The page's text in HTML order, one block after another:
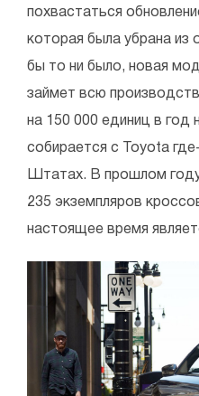
похвастаться
которая была убрана из
бы то ни было, новая
займет всю
на 150 000 единиц в год
собирается с Toyota
Штатах. В прошлом
235 экземпляров
настоящее время